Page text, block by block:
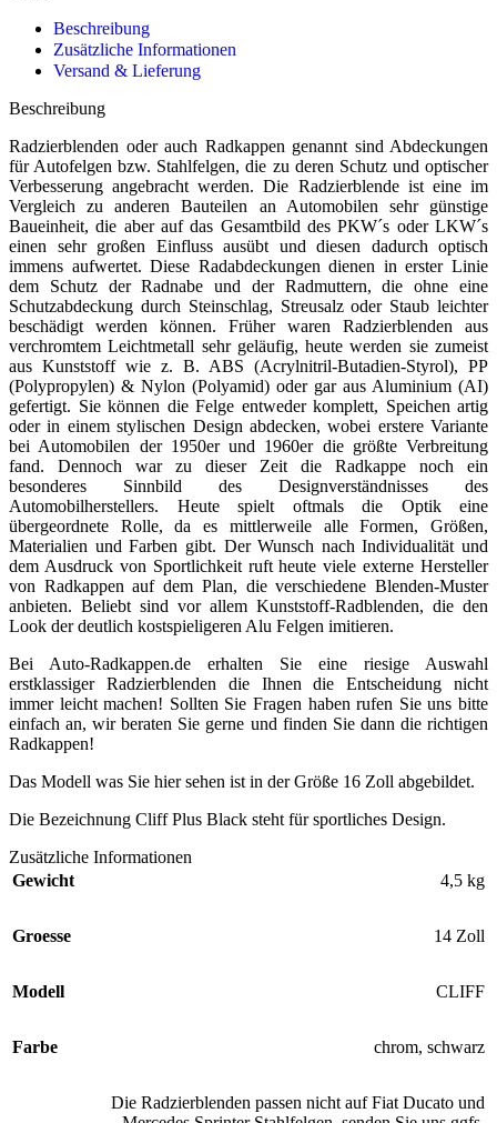
Beschreibung
Zusätzliche Informationen
Versand & Lieferung
Beschreibung
Radzierblenden oder auch Radkappen genannt sind Abdeckungen
für Autofelgen bzw. Stahlfelgen, die zu deren Schutz und optischer
Verbesserung angebracht werden. Die Radzierblende ist eine im
Vergleich zu anderen Bauteilen an Automobilen sehr günstige
Baueinheit, die aber auf das Gesamtbild des PKW´s oder LKW´s
einen sehr großen Einfluss ausübt und diesen dadurch optisch
immens aufwertet. Diese Radabdeckungen dienen in erster Linie
dem Schutz der Radnabe und der Radmuttern, die ohne eine
Schutzabdeckung durch Steinschlag, Streusalz oder Staub leichter
beschädigt werden können. Früher waren Radzierblenden aus
verchromtem Leichtmetall sehr geläufig, heute werden sie zumeist
aus Kunststoff wie z. B. ABS (Acrylnitril-Butadien-Styrol), PP
(Polypropylen) & Nylon (Polyamid) oder gar aus Aluminium (AI)
gefertigt. Sie können die Felge entweder komplett, Speichen artig
oder in einem stylischen Design abdecken, wobei erstere Variante
bei Automobilen der 1950er und 1960er die größte Verbreitung
fand. Dennoch war zu dieser Zeit die Radkappe noch ein
besonderes Sinnbild des Designverständnisses des
Automobilherstellers. Heute spielt oftmals die Optik eine
übergeordnete Rolle, da es mittlerweile alle Formen, Größen,
Materialien und Farben gibt. Der Wunsch nach Individualität und
dem Ausdruck von Sportlichkeit ruft heute viele externe Hersteller
von Radkappen auf dem Plan, die verschiedene Blenden-Muster
anbieten. Beliebt sind vor allem Kunststoff-Radblenden, die den
Look der deutlich kostspieligeren Alu Felgen imitieren.
Bei Auto-Radkappen.de erhalten Sie eine riesige Auswahl
erstklassiger Radzierblenden die Ihnen die Entscheidung nicht
immer leicht machen! Sollten Sie Fragen haben rufen Sie uns bitte
einfach an, wir beraten Sie gerne und finden Sie dann die richtigen
Radkappen!
Das Modell was Sie hier sehen ist in der Größe 16 Zoll abgebildet.
Die Bezeichnung Cliff Plus Black steht für sportliches Design.
Zusätzliche Informationen
Gewicht
4,5 kg
Groesse 14 Zoll
Modell CLIFF
Farbe chrom, schwarz
Die Radzierblenden passen nicht auf Fiat Ducato und